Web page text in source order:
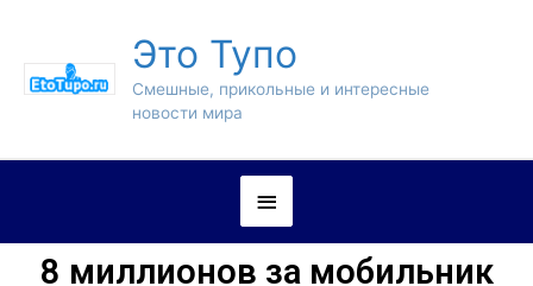
Это Тупо
Смешные, прикольные и интересные
новости мира
8 миллионов за мобильник